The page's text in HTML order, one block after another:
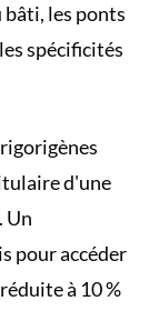
les ponts
spécificités
d'une
Un
pour accéder
à 10 %